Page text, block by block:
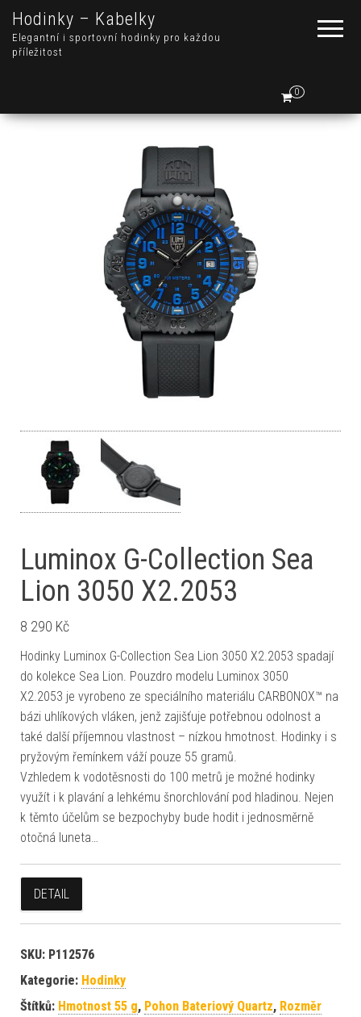
Hodinky – Kabelky
Elegantní i sportovní hodinky pro každou
příležitost
0
Luminox G-Collection Sea
Lion 3050 X2.2053
8 290 Kč
Hodinky Luminox G-Collection Sea Lion 3050 X2.2053 spadají
do kolekce Sea Lion. Pouzdro modelu Luminox 3050
X2.2053 je vyrobeno ze speciálního materiálu CARBONOX™ na
bázi uhlíkových vláken, jenž zajišťuje potřebnou odolnost a
také další příjemnou vlastnost – nízkou hmotnost. Hodinky i s
pryžovým řemínkem váží pouze 55 gramů.
Vzhledem k vodotěsnosti do 100 metrů je možné hodinky
využít i k plavání a lehkému šnorchlování pod hladinou. Nejen
k těmto účelům se bezpochyby bude hodit i jednosměrně
otočná luneta…
DETAIL
SKU: P112576
Kategorie: Hodinky
Štítků: Hmotnost 55 g, Pohon Bateriový Quartz, Rozměr